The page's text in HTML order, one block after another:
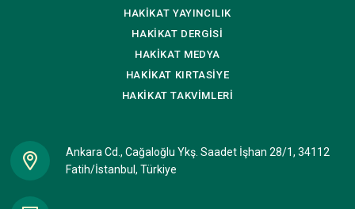
HAKİKAT YAYINCILIK
HAKİKAT DERGİSİ
HAKİKAT MEDYA
HAKİKAT KIRTASİYE
HAKİKATTAKVİMLERİ
Ankara Cd., Cağaloğlu Ykş. Saadet İşhan 28/1, 34112
Fatih/İstanbul, Türkiye